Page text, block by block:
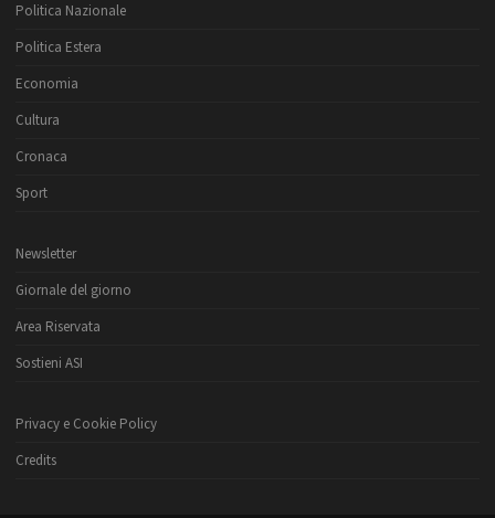
Politica Nazionale
Politica Estera
Economia
Cultura
Cronaca
Sport
Newsletter
Giornale del giorno
Area Riservata
Sostieni ASI
Privacy e Cookie Policy
Credits